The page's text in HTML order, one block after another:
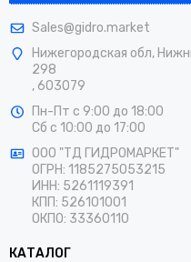
Sales@gidro.market
Нижегородская обл,
298
, 603079
Пн-Пт с 9:00 до 18:00
Сб с 10:00 до 17:00
ООО "ТД ГИДРОМАРКЕТ"
ОГРН: 1185275053215
ИНН: 5261119391
КПП: 526101001
ОКПО: 33360110
КАТАЛОГ